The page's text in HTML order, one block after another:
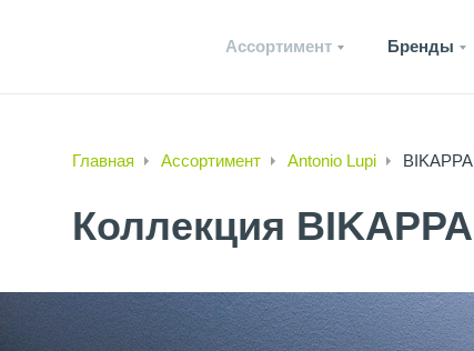
Ассортимент Бренды
Главная Ассортимент Antonio Lupi BIKAPPA
Коллекция BIKAPPA